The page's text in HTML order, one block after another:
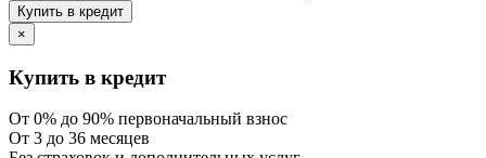
Купить в кредит
×
Купить в кредит
От 0% до 90% первоначальный взнос
От 3 до 36 месяцев